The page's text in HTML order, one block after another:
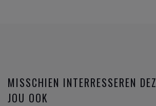
MISSCHIEN INTERRESSEREN
JOU OOK